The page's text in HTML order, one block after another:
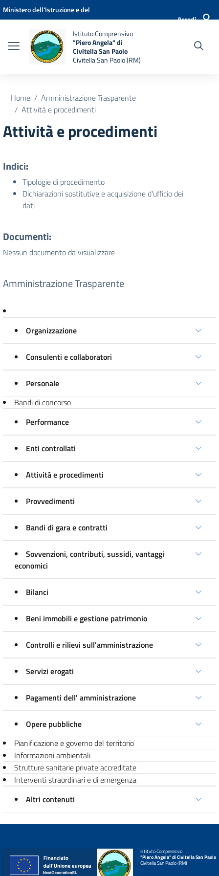
Vai ai contenuti
Vai al menu di navigazione
Vai al footer
Ministero dell'Istruzione e del
Accedi
Istituto Comprensivo
"Piero Angela" di
Civitella San Paolo
Civitella San Paolo (RM)
Home
Amministrazione Trasparente
Attività e procedimenti
Attività e procedimenti
Indici:
Tipologie di procedimento
Dichiarazioni sostitutive e acquisizione d'ufficio dei
dati
Documenti:
Nessun documento da visualizzare
Amministrazione Trasparente
Organizzazione
Consulenti e collaboratori
Personale
Bandi di concorso
Performance
Enti controllati
Attività e procedimenti
Provvedimenti
Bandi di gara e contratti
Sovvenzioni, contributi, sussidi, vantaggi
economici
Bilanci
Beni immobili e gestione patrimonio
Controlli e rilievi sull'amministrazione
Servizi erogati
Pagamenti dell' amministrazione
Opere pubbliche
Pianificazione e governo del territorio
Informazioni ambientali
Strutture sanitarie private accreditate
Interventi straordinari e di emergenza
Altri contenuti
Istituto Comprensivo
"Piero Angela" di Civitella San Paolo
Civitella San Paolo (RM)